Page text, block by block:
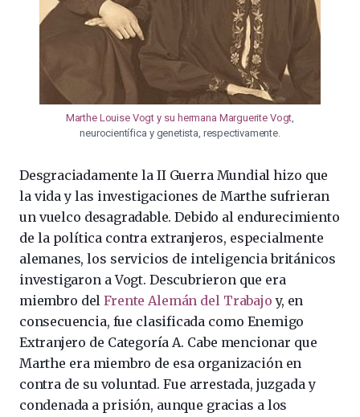
Marthe Louise Vogt y su hermana Marguerite Vogt,
neurocientífica y genetista, respectivamente.
Desgraciadamente la II Guerra Mundial hizo que
la vida y las investigaciones de Marthe sufrieran
un vuelco desagradable. Debido al endurecimiento
de la política contra extranjeros, especialmente
alemanes, los servicios de inteligencia británicos
investigaron a Vogt. Descubrieron que era
miembro delFrente Alemán del Trabajo y, en
consecuencia, fue clasificada como Enemigo
Extranjero de Categoría A. Cabe mencionar que
Marthe era miembro de esa organización en
contra de su voluntad. Fue arrestada, juzgada y
condenada a prisión, aunque gracias a los